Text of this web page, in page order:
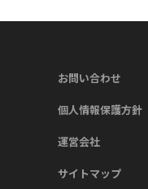
お問い合わせ
個人情報保護方針
運営会社
サイトマップ